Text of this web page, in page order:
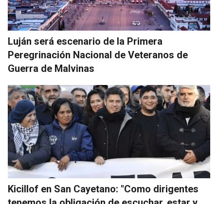
Luján será escenario de la Primera
Peregrinación Nacional de Veteranos de
Guerra de Malvinas
Kicillof en San Cayetano: "Como dirigentes